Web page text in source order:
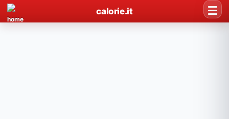
calorie.it